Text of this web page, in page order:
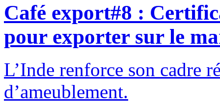
Café export#8 :
pour exporter sur le
L’Inde renforce son cadre
d’ameublement.